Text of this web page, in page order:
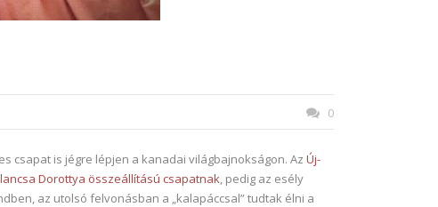
0
csapat is jégre lépjen a kanadai világbajnokságon. Az Új-
Dorottya összeállítású csapatnak, pedig az esély
az utolsó felvonásban a „kalapáccsal” tudtak élni a